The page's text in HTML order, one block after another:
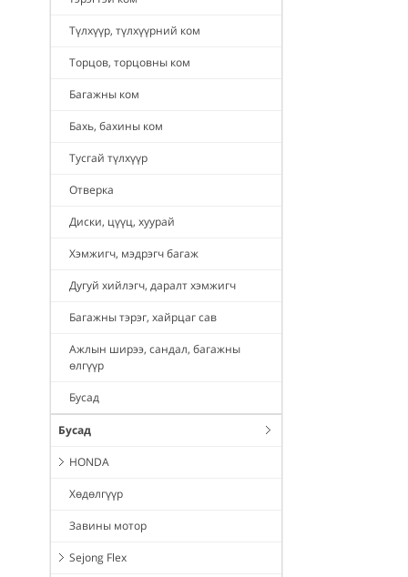
Түлхүүр, түлхүүрний ком
Торцов, торцовны ком
Багажны ком
Бахь, бахины ком
Тусгай түлхүүр
Отверка
Диски, цүүц, хуурай
Хэмжигч, мэдрэгч багаж
Дугуй хийлэгч, даралт хэмжигч
Багажны тэрэг, хайрцаг сав
Ажлын ширээ, сандал, багажны
өлгүүр
Бусад
Бусад
HONDA
Хөдөлгүүр
Завины мотор
Sejong Flex